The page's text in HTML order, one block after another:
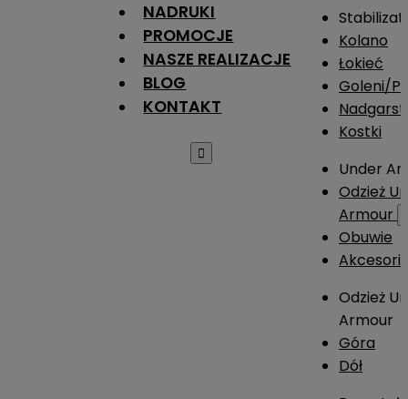
NADRUKI
PROMOCJE
NASZE REALIZACJE
BLOG
KONTAKT

Kolano
Łokieć
Goleni/
Kostki
Under
Odzież
Armour
Obuwie
Odzież
Armour
Góra
Dół